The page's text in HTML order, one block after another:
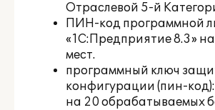
Отраслевой 5-й
ПИН-код программной
«1С:Предприятие 8.3»
мест.
программный ключ
конфигурации (пин-
на 20 обрабатываемых